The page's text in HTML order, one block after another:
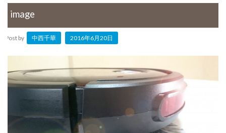
image
Post by 中西千華 2016年6月20日